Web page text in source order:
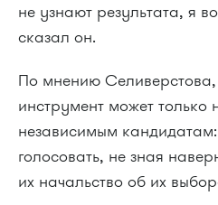
не узнают результата, я
сказал он.
По мнению Селиверстова,
инструмент может только
независимым
голосовать, не зная
их начальство об их